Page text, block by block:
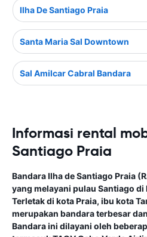
Ilha De Santiago Praia
Santa Maria Sal Downtown
Sal Amilcar Cabral Bandara
Informasi rental
Santiago Praia
Bandara Ilha de Santiago Praia
yang melayani pulau Santiago di
Terletak di kota Praia, ibu kota
merupakan bandara terbesar
Bandara ini dilayani oleh